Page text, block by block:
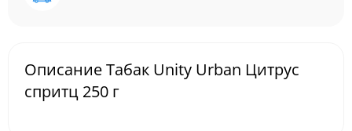
Описание Табак Unity Urban Цитрус
спритц 250 г